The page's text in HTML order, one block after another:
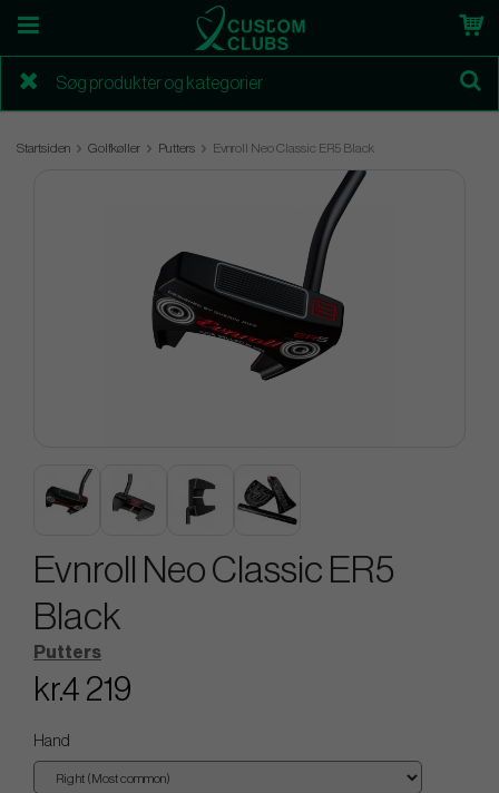
Startsiden Golfkøller Putters Evnroll Neo Classic ER5 Black
Evnroll Neo Classic ER5
Black
Putters
kr.4 219
Hand